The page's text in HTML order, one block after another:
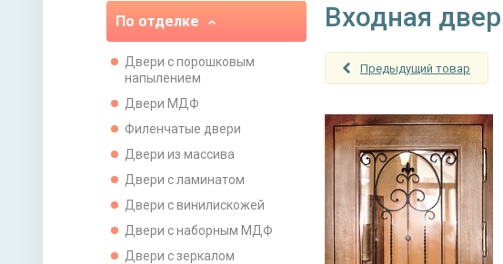
По отделке
Двери с порошковым
напылением
Двери МДФ
Филенчатые двери
Двери из массива
Двери с ламинатом
Двери с винилискожей
Двери с наборным МДФ
Двери с зеркалом
Входная
Предыдущий товар